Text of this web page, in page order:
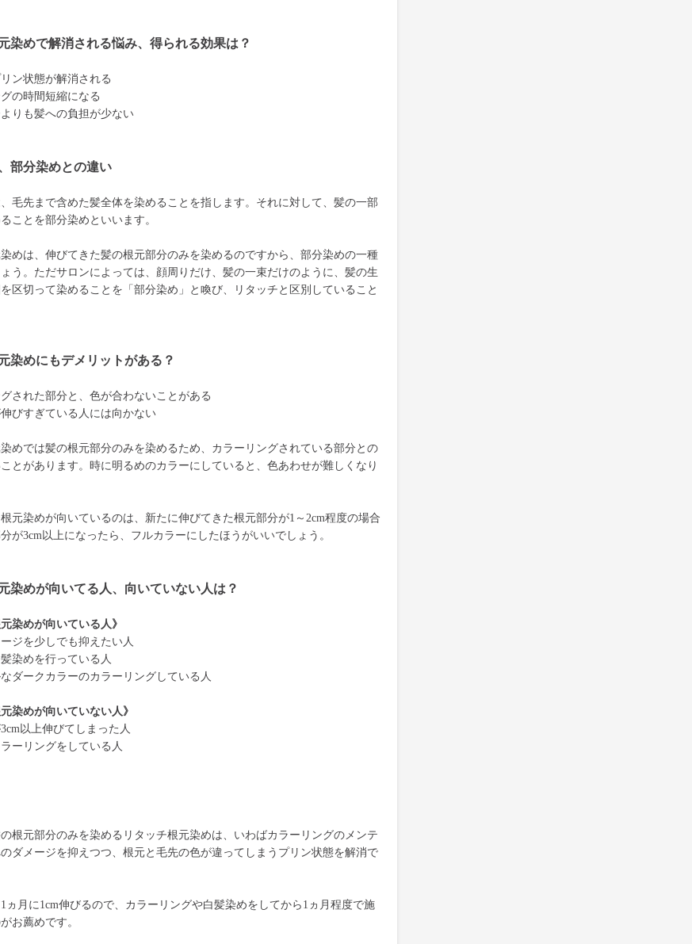
染めで解消される悩み、得られる効果は？
ン状態が解消される
の時間短縮になる
よりも髪への負担が少ない
部分染めとの違い
毛先まで含めた髪全体を染めることを指します。それに対して、髪の一部
ことを部分染めといいます。
めは、伸びてきた髪の根元部分のみを染めるのですから、部分染めの一種
う。ただサロンによっては、顔周りだけ、髪の一束だけのように、髪の生
区切って染めることを「部分染め」と喚び、リタッチと区別していること
染めにもデメリットがある？
グされた部分と、色が合わないことがある
伸びすぎている人には向かない
めでは髪の根元部分のみを染めるため、カラーリングされている部分との
とがあります。時に明るめのカラーにしていると、色あわせが難しくなり
元染めが向いているのは、新たに伸びてきた根元部分が1～2cm程度の場合
が3cm以上になったら、フルカラーにしたほうがいいでしょう。
染めが向いてる人、向いていない人は？
染めが向いている人》
ージを少しでも抑えたい人
染めを行っている人
なダークカラーのカラーリングしている人
染めが向いていない人》
以上伸びてしまった人
ラーリングをしている人
根元部分のみを染めるリタッチ根元染めは、いわばカラーリングのメンテ
ダメージを抑えつつ、根元と毛先の色が違ってしまうプリン状態を解消で
ヵ月に1cm伸びるので、カラーリングや白髪染めをしてから1ヵ月程度で施
お薦めです。